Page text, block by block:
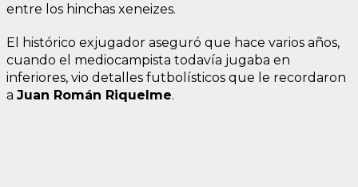
entre los hinchas xeneizes.
El histórico exjugador aseguró que hace varios años,
cuando el mediocampista todavía jugaba en
inferiores, vio detalles futbolísticos que le recordaron
a Juan Román Riquelme.